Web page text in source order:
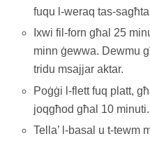
fuqu l-weraq tas-
Ixwi fil-forn għal 25
minn ġewwa. Dewmu
tridu msajjar aktar.
Poġġi l-flett fuq platt,
joqgħod għal 10 minuti.
Tella’ l-basal u t-tewm